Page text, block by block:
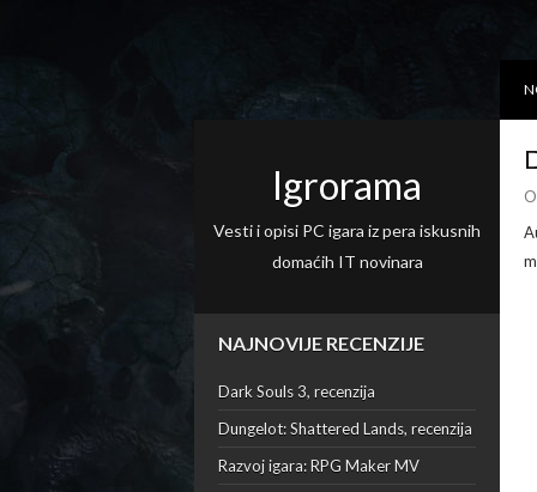
Igrorama
Vesti i opisi PC igara iz pera iskusnih
domaćih IT novinara
NAJNOVIJE RECENZIJE
Dark Souls 3, recenzija
Dungelot: Shattered Lands, recenzija
Razvoj igara: RPG Maker MV